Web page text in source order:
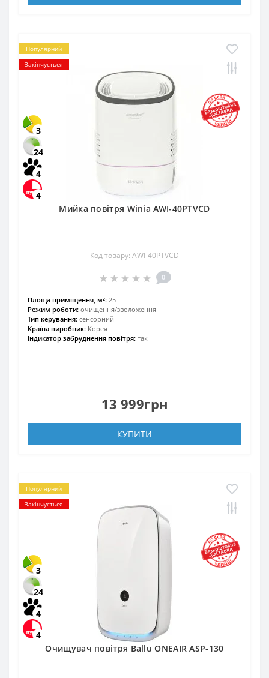
Популярний
Закінчується
3
24
4
4
Мийка повітря Winia AWI-40PTVCD
Код товару: AWI-40PTVCD
0
Площа приміщення, м²: 25
Режим роботи: очищення/зволоження
Тип керування: сенсорний
Країна виробник: Корея
Індикатор забруднення повітря: так
13 999грн
КУПИТИ
Популярний
Закінчується
3
24
4
4
Очищувач повітря Ballu ONEAIR ASP-130